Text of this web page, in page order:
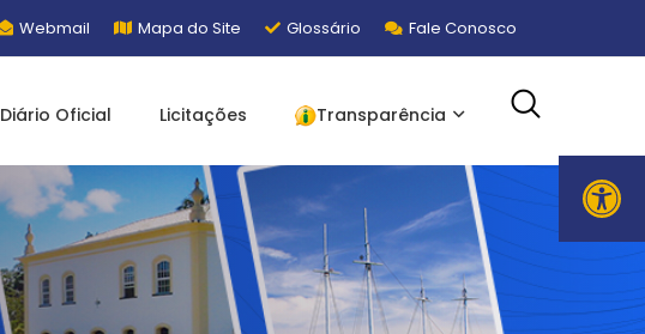
Webmail Mapa do Site Glossário Fale Conosco
Diário Oficial Licitações Transparência